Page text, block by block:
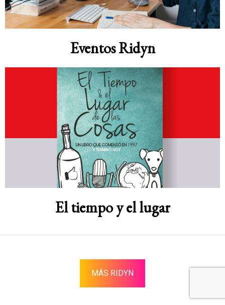
Eventos Ridyn
El tiempo y el lugar
MÁS RIDYN